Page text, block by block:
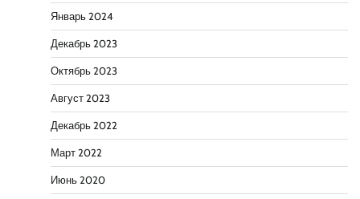
Январь 2024
Декабрь 2023
Октябрь 2023
Август 2023
Декабрь 2022
Март 2022
Июнь 2020